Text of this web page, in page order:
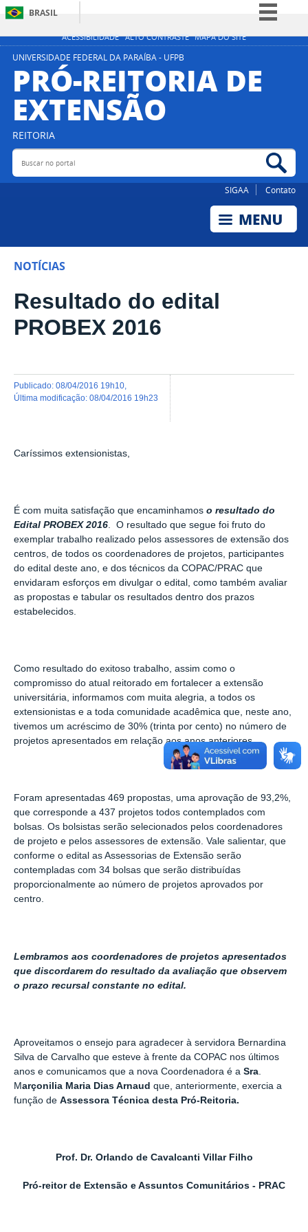
ACESSIBILIDADE ALTO CONTRASTE MAPA DO SITE
BRASIL
Simplifique!
Participe
UNIVERSIDADE FEDERAL DA PARAÍBA - UFPB
PRÓ-REITORIA DE
EXTENSÃO
REITORIA
Buscar no portal
SIGAA Contato
NOTÍCIAS
Resultado do edital
PROBEX 2016
publicado: 08/04/2016 19h10
última modificação: 08/04/2016 19h23
Caríssimos extensionistas,
É com muita satisfação que encaminhamos o resultado do
Edital PROBEX 2016. O resultado que segue foi fruto do
exemplar trabalho realizado pelos assessores de extensão dos
centros, de todos os coordenadores de projetos, participantes
do edital deste ano, e dos técnicos da COPAC/PRAC que
envidaram esforços em divulgar o edital, como também avaliar
as propostas e tabular os resultados dentro dos prazos
estabelecidos.
Como resultado do exitoso trabalho, assim como o
compromisso do atual reitorado em fortalecer a extensão
universitária, informamos com muita alegria, a todos os
extensionistas e a toda comunidade acadêmica que, neste ano,
tivemos um acréscimo de 30% (trinta por cento) no número de
projetos apresentados em relação aos anos anteriores.
Foram apresentadas 469 propostas, uma aprovação de 93,2%,
que corresponde a 437 projetos todos contemplados com
bolsas. Os bolsistas serão selecionados pelos coordenadores
de projeto e pelos assessores de extensão. Vale salientar, que
conforme o edital as Assessorias de Extensão serão
contempladas com 34 bolsas que serão distribuídas
proporcionalmente ao número de projetos aprovados por
centro.
Lembramos aos coordenadores de projetos apresentados
que discordarem do resultado da avaliação que observem
o prazo recursal constante no edital.
Aproveitamos o ensejo para agradecer à servidora Bernardina
Silva de Carvalho que esteve à frente da COPAC nos últimos
anos e comunicamos que a nova Coordenadora é a Sra
Marçonilia Maria Dias Arnaud que, anteriormente, exercia a
função de Assessora Técnica desta Pró-Reitoria.
Prof. Dr. Orlando de Cavalcanti Villar Filho
Pró-reitor de Extensão e Assuntos Comunitários - PRAC